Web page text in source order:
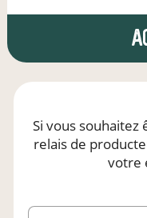
Si vous
relais de
votre